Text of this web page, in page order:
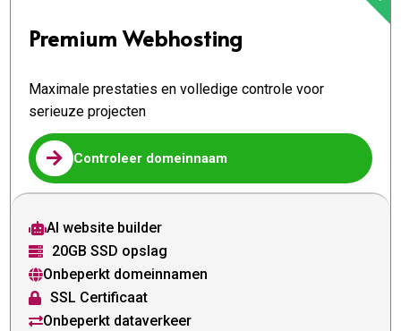
Premium Webhosting
Maximale prestaties en volledige controle voor
serieuze projecten
 Controleer domeinnaam
AI website builder
 20GB SSD opslag
Onbeperkt domeinnamen
 SSL Certificaat
Onbeperkt dataverkeer